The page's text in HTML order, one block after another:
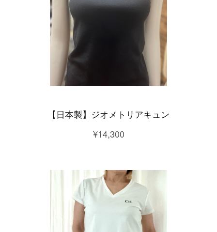
【日本製】ジオメトリアキュン
¥14,300